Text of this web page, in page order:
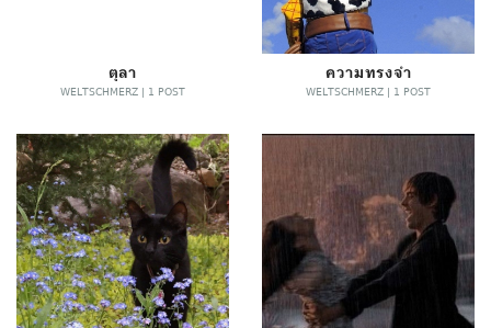
ตุลา
WELTSCHMERZ | 1 POST
ความทรงจำ
WELTSCHMERZ | 1 POST